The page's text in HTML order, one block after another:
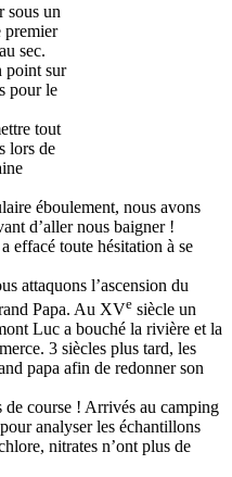
sous un
premier
sec.
point sur
pour le
tout
lors de
éboulement, nous avons
d’aller nous baigner !
effacé toute hésitation à se
attaquons l’ascension du
Papa. Au XVe siècle un
Luc a bouché la rivière et la
3 siècles plus tard, les
papa afin de redonner son
de course ! Arrivés au camping
analyser les échantillons
nitrates n’ont plus de